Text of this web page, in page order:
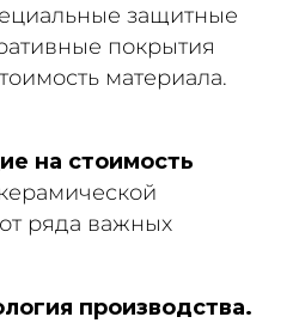
защитные
покрытия
материала.
на стоимость
ряда важных
производства.